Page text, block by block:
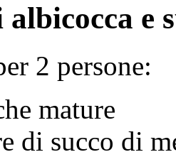
e
2 persone:
mature
di succo di